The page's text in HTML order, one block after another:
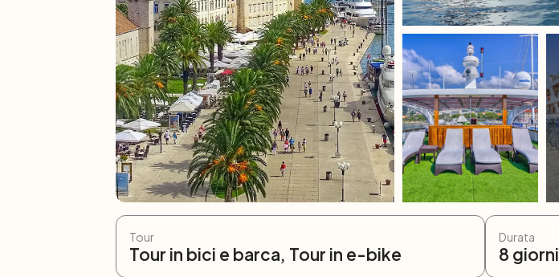
Tour
Tour in bici e barca, Tour in e-bike
Durata
8 giorni